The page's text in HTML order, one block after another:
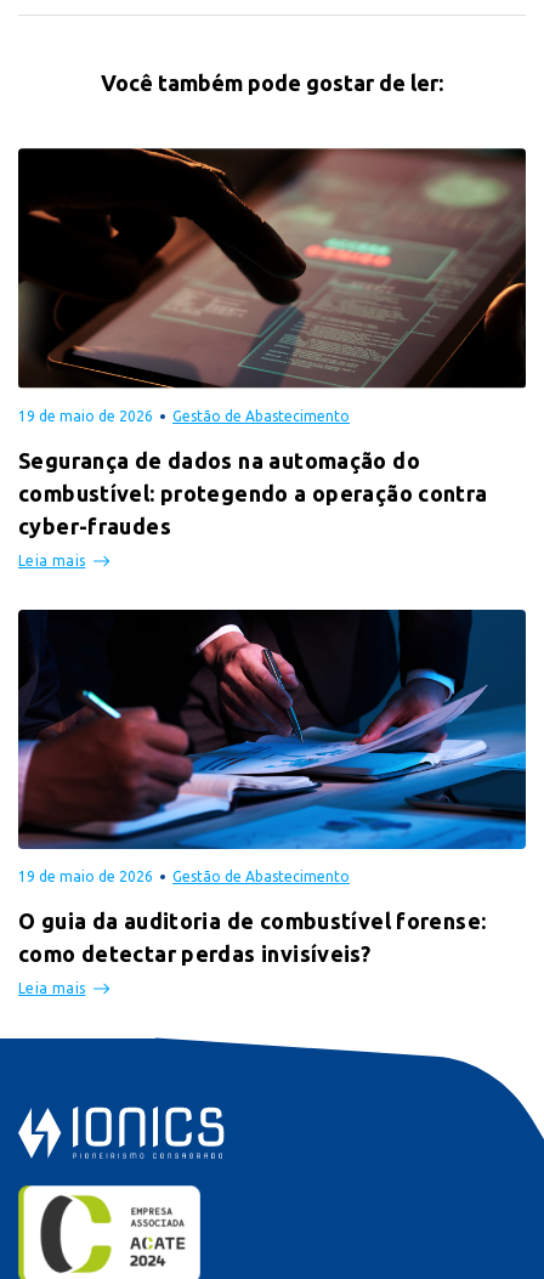
Você também pode gostar de ler:
19 de maio de 2026 Gestão de Abastecimento
Segurança de dados na automação do
combustível: protegendo a operação contra
cyber-fraudes
Leia mais
19 de maio de 2026 Gestão de Abastecimento
O guia da auditoria de combustível forense:
como detectar perdas invisíveis?
Leia mais